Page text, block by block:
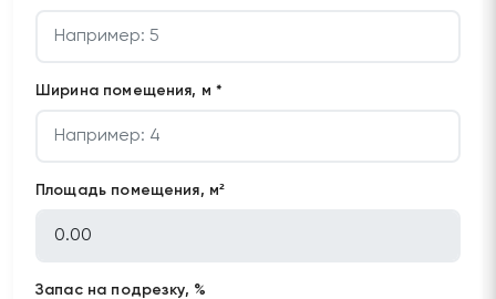
Ширина помещения, м *
Площадь помещения, м²
Запас на подрезку, %